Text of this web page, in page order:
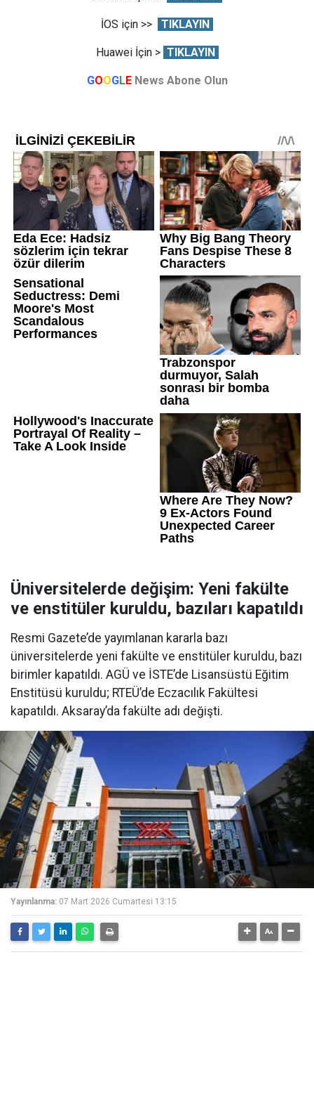
İOS için >> TIKLAYIN
Huawei İçin > TIKLAYIN
GOOGLE News Abone Olun
Üniversitelerde değişim: Yeni fakülte
ve enstitüler kuruldu, bazıları kapatıldı
Resmi Gazete’de yayımlanan kararla bazı
üniversitelerde yeni fakülte ve enstitüler kuruldu, bazı
birimler kapatıldı. AGÜ ve İSTE’de Lisansüstü Eğitim
Enstitüsü kuruldu; RTEÜ’de Eczacılık Fakültesi
kapatıldı. Aksaray’da fakülte adı değişti.
Yayınlanma: 07 Mart 2026 Cumartesi 13:15